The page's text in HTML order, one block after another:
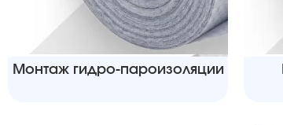
Монтаж гидро-пароизоляции